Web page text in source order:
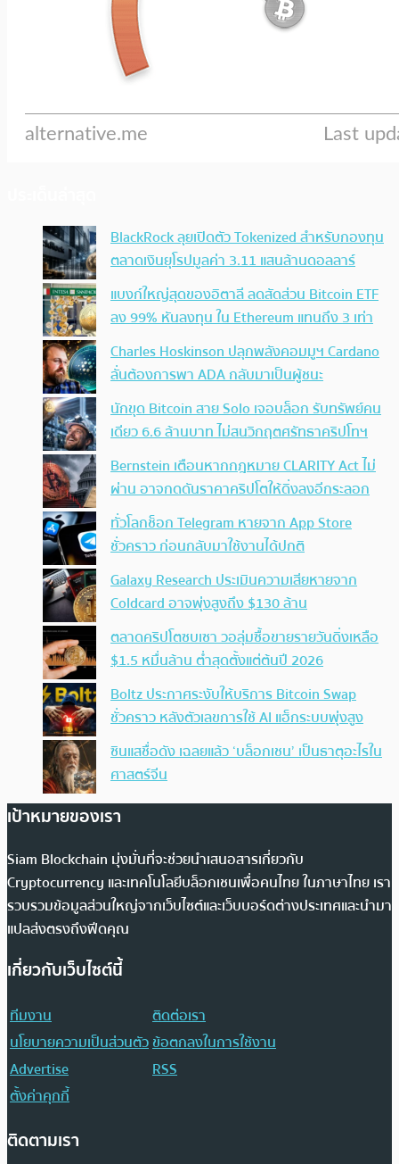
BlackRock ลุยเปิดตัว Tokenized สำหรับกองทุน
ตลาดเงินยุโรปมูลค่า 3.11 แสนล้านดอลลาร์
แบงก์ใหญ่สุดของอิตาลี ลดสัดส่วน Bitcoin ETF
ลง 99% หันลงทุน ใน Ethereum แทนถึง 3 เท่า
Charles Hoskinson ปลุกพลังคอมมูฯ Cardano
ลั่นต้องการพา ADA กลับมาเป็นผู้ชนะ
นักขุด Bitcoin สาย Solo เจอบล็อก รับทรัพย์คน
เดียว 6.6 ล้านบาท ไม่สนวิกฤตศรัทธาคริปโทฯ
Bernstein เตือนหากกฎหมาย CLARITY Act ไม่
ผ่าน อาจกดดันราคาคริปโตให้ดิ่งลงอีกระลอก
ทั่วโลกช็อก Telegram หายจาก App Store
ชั่วคราว ก่อนกลับมาใช้งานได้ปกติ
Galaxy Research ประเมินความเสียหายจาก
Coldcard อาจพุ่งสูงถึง $130 ล้าน
ตลาดคริปโตซบเซา วอลุ่มซื้อขายรายวันดิ่งเหลือ
$1.5 หมื่นล้าน ต่ำสุดตั้งแต่ต้นปี 2026
Boltz ประกาศระงับให้บริการ Bitcoin Swap
ชั่วคราว หลังตัวเลขการใช้ AI แฮ็กระบบพุ่งสูง
ซินแสชื่อดัง เฉลยแล้ว ‘บล็อกเชน’ เป็นธาตุอะไรใน
ศาสตร์จีน
เป้าหมายของเรา
Siam Blockchain มุ่งมั่นที่จะช่วยนำเสนอสารเกี่ยวกับ
Cryptocurrency และเทคโนโลยีบล็อกเชนเพื่อคนไทย ในภาษาไทย เรา
รวบรวมข้อมูลส่วนใหญ่จากเว็บไซต์และเว็บบอร์ดต่างประเทศและนำมา
แปลส่งตรงถึงฟีดคุณ
เกี่ยวกับเว็บไซต์นี้
ทีมงาน
ติดต่อเรา
นโยบายความเป็นส่วนตัวข้อตกลงในการใช้งาน
Advertise
RSS
ตั้งค่าคุกกี้
ติดตามเรา